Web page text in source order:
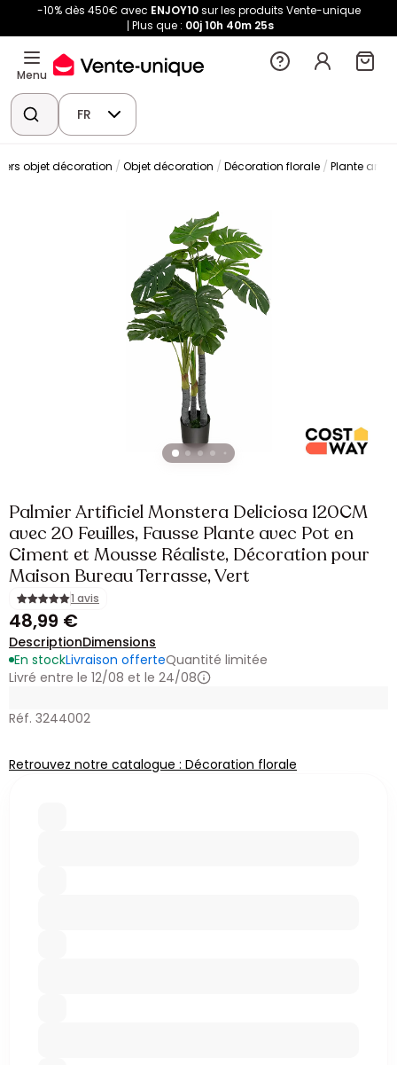
-10% dès 450€ avec ENJOY10sur les produits Vente-unique
Plus que : 00j 10h 40m 24s
Menu
FR
objet décoration Objet décoration Décoration florale Plante
Palmier Artificiel Monstera Deliciosa 120CM
avec 20 Feuilles, Fausse Plante avec Pot en
Ciment et Mousse Réaliste, Décoration pour
Maison Bureau Terrasse, Vert
1 avis
48,99 €
DescriptionDimensions
En stockLivraison offerteQuantité limitée
Livré entre le 12/08 et le 24/08
Réf. 3244002
Retrouvez notre catalogue : Décoration florale